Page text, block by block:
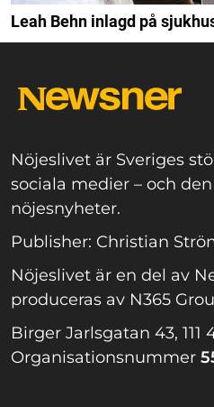
Leah Behn inlagd på
Nöjeslivet är Sveriges
sociala medier – och
nöjesnyheter.
Publisher: Christian
Nöjeslivet är en del av
produceras av N365
Birger Jarlsgatan 43, 111
Organisationsnummer